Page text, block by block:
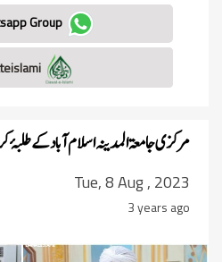
Join Whatsapp Group
مرکزی جامعۃ المدینہ اسلام آباد کے طلبۂ
Tue, 8 Aug , 2023
3 years ago